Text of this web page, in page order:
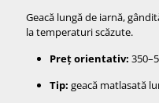
Geacă lungă de iarnă,
la temperaturi scăzute.
Preț orientativ:
Tip: geacă matlasată